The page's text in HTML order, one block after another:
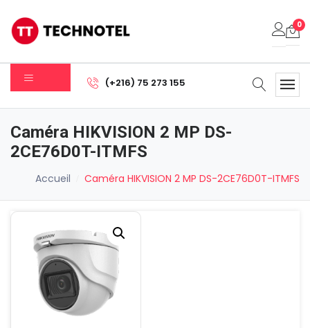
0
Votre panier est vide.
Sous-total: 0.000DT
Voir Le Panier Commander
(+216) 75 273 155
Caméra HIKVISION 2 MP DS-
2CE76D0T-ITMFS
Accueil Caméra HIKVISION 2 MP DS-2CE76D0T-ITMFS